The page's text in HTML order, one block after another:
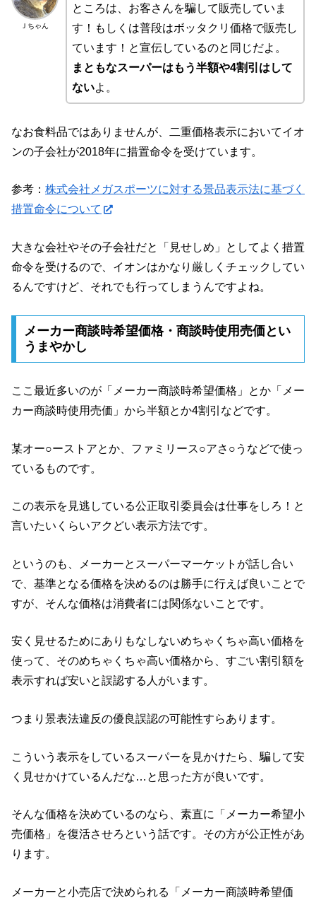
Ｊちゃん
ところは、お客さんを騙して販売していま
す！もしくは普段はボッタクリ価格で販売し
ています！と宣伝しているのと同じだよ。
まともなスーパーはもう半額や4割引はして
ないよ。
なお食料品ではありませんが、二重価格表示においてイオ
ンの子会社が2018年に措置命令を受けています。
参考： 株式会社メガスポーツに対する景品表示法に基づく
措置命令について
大きな会社やその子会社だと「見せしめ」としてよく措置
命令を受けるので、イオンはかなり厳しくチェックしてい
るんですけど、それでも行ってしまうんですよね。
メーカー商談時希望価格・商談時使用売価とい
うまやかし
ここ最近多いのが「メーカー商談時希望価格」とか「メー
カー商談時使用売価」から半額とか4割引などです。
某オー○ーストアとか、ファミリース○アさ○うなどで使っ
ているものです。
この表示を見逃している公正取引委員会は仕事をしろ！と
言いたいくらいアクどい表示方法です。
というのも、メーカーとスーパーマーケットが話し合い
で、基準となる価格を決めるのは勝手に行えば良いことで
すが、そんな価格は消費者には関係ないことです。
安く見せるためにありもなしないめちゃくちゃ高い価格を
使って、そのめちゃくちゃ高い価格から、すごい割引額を
表示すれば安いと誤認する人がいます。
つまり景表法違反の優良誤認の可能性すらあります。
こういう表示をしているスーパーを見かけたら、騙して安
く見せかけているんだな…と思った方が良いです。
そんな価格を決めているのなら、素直に「メーカー希望小
売価格」を復活させろという話です。その方が公正性があ
ります。
メーカーと小売店で決められる「メーカー商談時希望価